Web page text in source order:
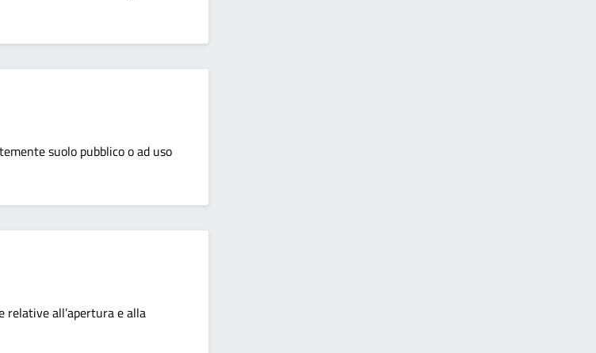
suolo pubblico o ad uso
all’apertura e alla